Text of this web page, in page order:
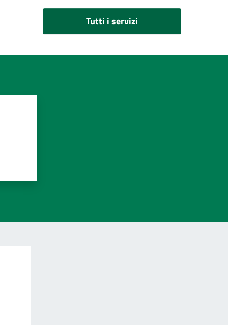
Tutti i servizi